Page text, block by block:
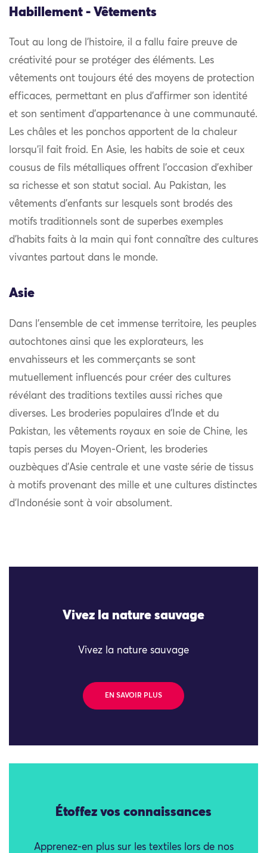
Habillement - Vêtements
Tout au long de l’histoire, il a fallu faire preuve de
créativité pour se protéger des éléments. Les
vêtements ont toujours été des moyens de protection
efficaces, permettant en plus d’affirmer son identité
et son sentiment d’appartenance à une communauté.
Les châles et les ponchos apportent de la chaleur
lorsqu’il fait froid. En Asie, les habits de soie et ceux
cousus de fils métalliques offrent l’occasion d’exhiber
sa richesse et son statut social. Au Pakistan, les
vêtements d’enfants sur lesquels sont brodés des
motifs traditionnels sont de superbes exemples
d’habits faits à la main qui font connaître des cultures
vivantes partout dans le monde.
Asie
Dans l’ensemble de cet immense territoire, les peuples
autochtones ainsi que les explorateurs, les
envahisseurs et les commerçants se sont
mutuellement influencés pour créer des cultures
révélant des traditions textiles aussi riches que
diverses. Les broderies populaires d’Inde et du
Pakistan, les vêtements royaux en soie de Chine, les
tapis perses du Moyen-Orient, les broderies
ouzbèques d’Asie centrale et une vaste série de tissus
à motifs provenant des mille et une cultures distinctes
d’Indonésie sont à voir absolument.
Vivez la nature sauvage
Vivez la nature sauvage
EN SAVOIR PLUS
Étoffez vos connaissances
Apprenez-en plus sur les textiles lors de nos